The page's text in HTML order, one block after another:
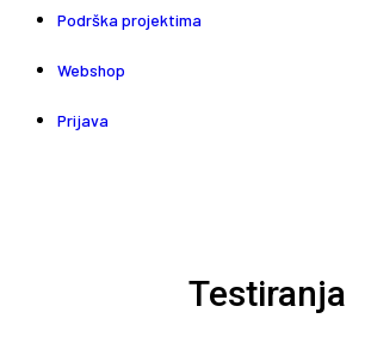
Podrška projektima
Webshop
Prijava
Testiranja